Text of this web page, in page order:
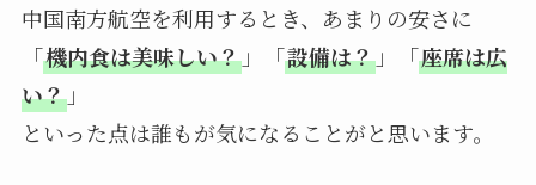
中国南方航空を利用するとき、あまりの安さに
「機内食は美味しい？」「設備は？」「座席は広
い？」
といった点は誰もが気になることがと思います。